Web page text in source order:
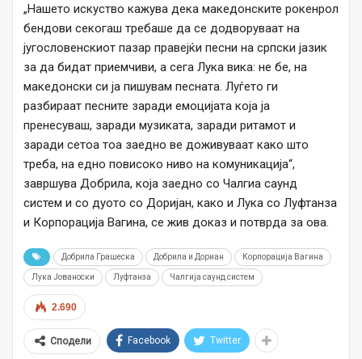
„Нашето искуство кажува дека македонските рокенрол
бендови секогаш требаше да се додворуваат на
југословенскиот пазар правејќи песни на српски јазик
за да бидат приемчиви, а сега Лука вика: не бе, на
македонски си ја пишувам песната. Луѓето ги
разбираат песните заради емоцијата која ја
пренесуваш, заради музиката, заради ритамот и
заради сетоа тоа заедно ве доживуваат како што
треба, на едно повисоко ниво на комуникација“,
завршува Добрила, која заедно со Чалгиа саунд
систем и со дуото со Доријан, како и Лука со Луфтанза
и Корпорација Вагина, се жив доказ и потврда за ова.
Добрила Грашеска Добрила и Дориан Корпорација Вагина
Лука Јованоски Луфтанза Чалгија саунд систем
2.690
Сподели Facebook Twitter